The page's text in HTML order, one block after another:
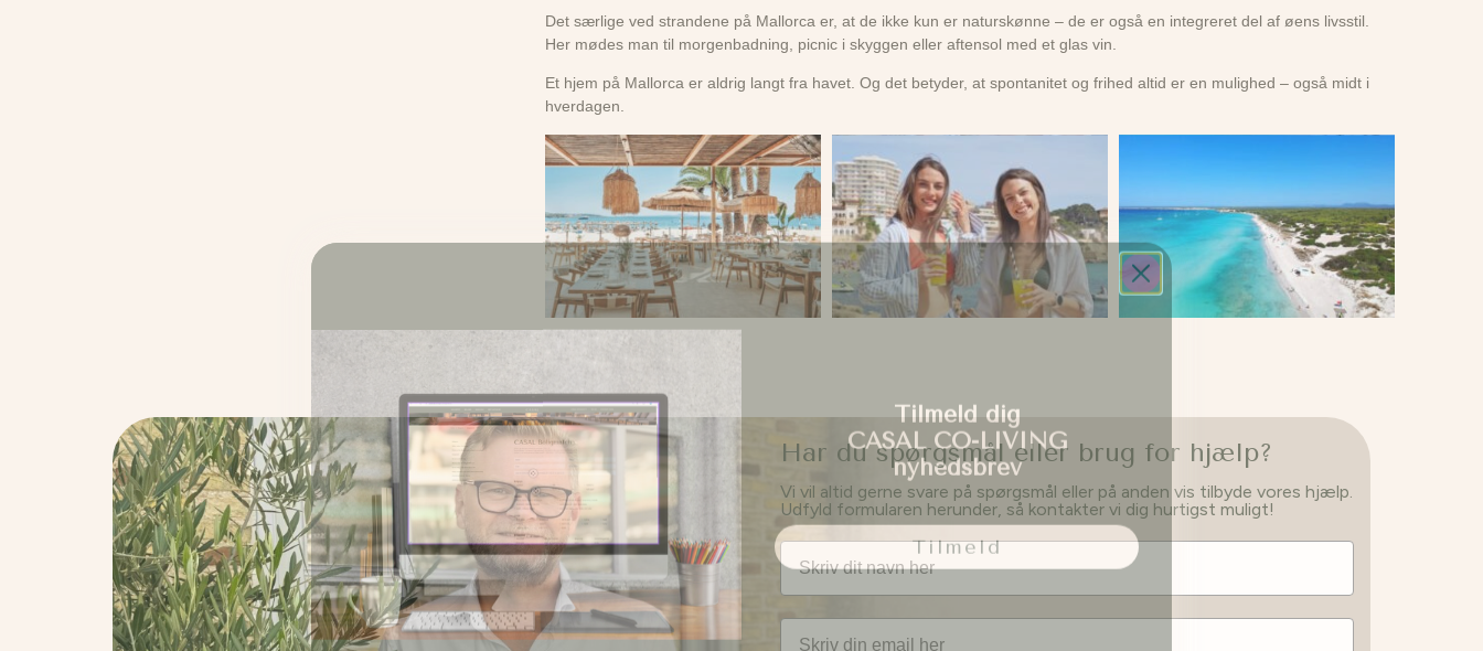
Det særlige ved strandene på Mallorca er, at de ikke kun er naturskønne – de er også en integreret del af øens livsstil.
Her mødes man til morgenbadning, picnic i skyggen eller aftensol med et glas vin.
Et hjem på Mallorca er aldrig langt fra havet. Og det betyder, at spontanitet og frihed altid er en mulighed – også midt i
hverdagen.
Har du spørgsmål eller brug for hjælp?
Vi vil altid gerne svare på spørgsmål eller på anden vis tilbyde vores hjælp.
Udfyld formularen herunder, så kontakter vi dig hurtigst muligt!
Navn
Email
CASAL CO-LIVING
nyhedsbrev
Tilmeld